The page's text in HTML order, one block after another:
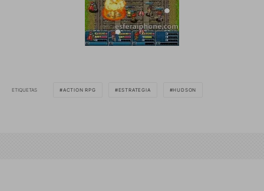
ETIQUETAS ACTION RPG ESTRATEGIA HUDSON